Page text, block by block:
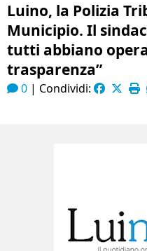
Luino, la Polizia
Municipio. Il
tutti abbiano
trasparenza”
0 | Condividi: